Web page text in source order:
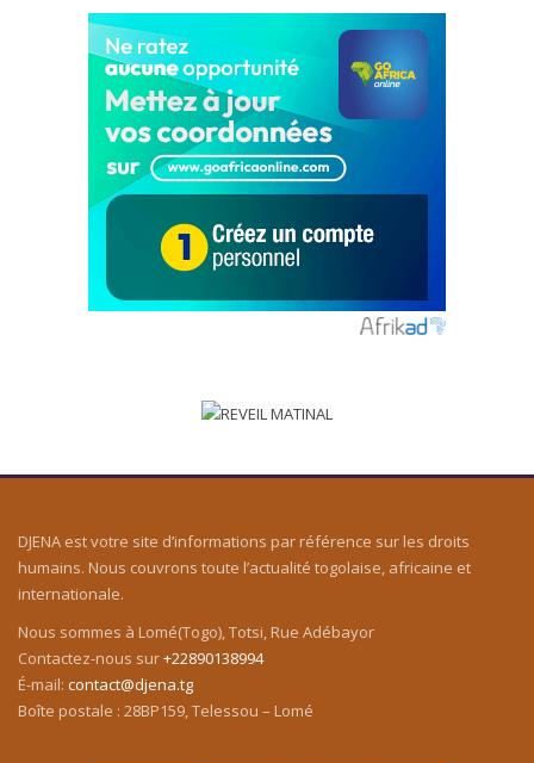
DJENA est votre site d’informations par référence sur les droits
humains. Nous couvrons toute l’actualité togolaise, africaine et
internationale.
Nous sommes à Lomé(Togo), Totsi, Rue Adébayor
Contactez-nous sur+22890138994
É-mail: contact@djena.tg
Boîte postale : 28BP159, Telessou – Lomé